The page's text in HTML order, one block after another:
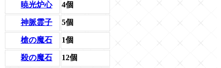
暁光炉心
4個
神脈霊子 5個
槍の魔石 1個
殺の魔石 12個